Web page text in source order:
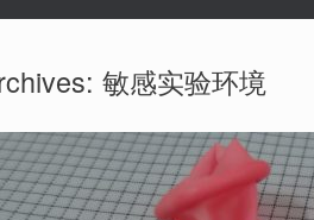
敏感实验环境